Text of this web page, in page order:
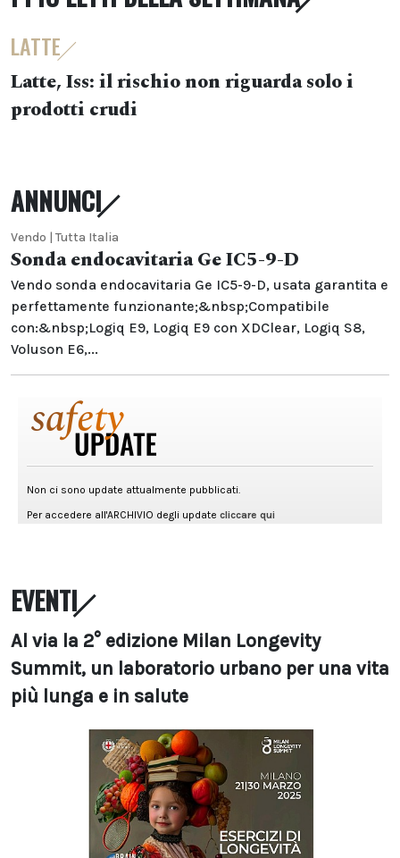
LATTE
Latte, Iss: il rischio non riguarda solo i
prodotti crudi
ANNUNCI
Vendo | Tutta Italia
Sonda endocavitaria Ge IC5-9-D
Vendo sonda endocavitaria Ge IC5-9-D, usata garantita e
perfettamente funzionante;&nbsp;Compatibile
con:&nbsp;Logiq E9, Logiq E9 con XDClear, Logiq S8,
Voluson E6,...
EVENTI
Al via la 2° edizione Milan Longevity
Summit, un laboratorio urbano per una vita
più lunga e in salute